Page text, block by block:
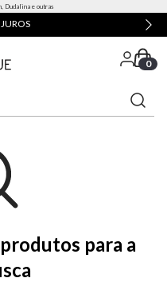
Dudalina e outras
0
para a